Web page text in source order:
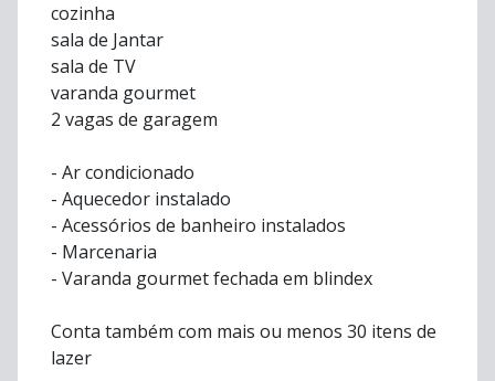
cozinha
sala de Jantar
sala de TV
varanda gourmet
2 vagas de garagem
- Ar condicionado
- Aquecedor instalado
- Acessórios de banheiro instalados
- Marcenaria
- Varanda gourmet fechada em blindex
Conta também com mais ou menos 30 itens de
lazer